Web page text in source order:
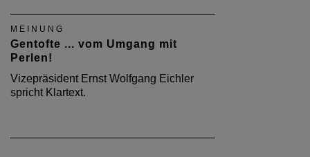
MEINUNG
Gentofte ... vom Umgang mit
Perlen!
Vizepräsident Ernst Wolfgang Eichler
spricht Klartext.